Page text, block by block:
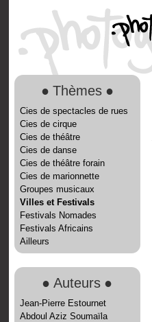
● Thèmes ●
Cies de spectacles de rues
Cies de cirque
Cies de théâtre
Cies de danse
Cies de théâtre forain
Cies de marionnette
Groupes musicaux
Villes et Festivals
Festivals Nomades
Festivals Africains
Ailleurs
● Auteurs ●
Jean-Pierre Estournet
Abdoul Aziz Soumaïla